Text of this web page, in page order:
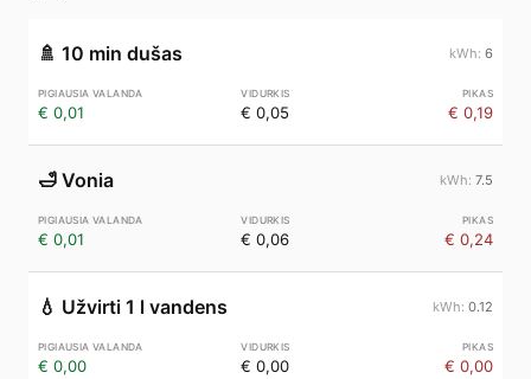
🚿 10 min dušas 6
€ 0,01 € 0,05 € 0,19
🛁 Vonia 7.5
€ 0,01 € 0,06 € 0,24
💧 Užvirti 1 l vandens 0.12
€ 0,00 € 0,00 € 0,00